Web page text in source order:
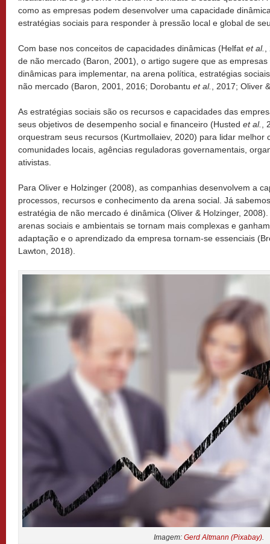
como as empresas podem desenvolver uma capacidade
estratégias sociais para responder à pressão local e global de
Com base nos conceitos de capacidades dinâmicas (Helfat et al.
de não mercado (Baron, 2001), o artigo sugere que as
dinâmicas para implementar, na arena política, estratégias
não mercado (Baron, 2001, 2016; Dorobantu et al. , 2017; Oliver
As estratégias sociais são os recursos e capacidades das
seus objetivos de desempenho social e financeiro (Husted et al.
orquestram seus recursos (Kurtmollaiev, 2020) para lidar melhor
comunidades locais, agências reguladoras governamentais,
ativistas.
Para Oliver e Holzinger (2008), as companhias desenvolvem a
processos, recursos e conhecimento da arena social. Já
estratégia de não mercado é dinâmica (Oliver & Holzinger,
arenas sociais e ambientais se tornam mais complexas e
adaptação e o aprendizado da empresa tornam-se essenciais
Lawton, 2018).
Imagem: Gerd Altmann (Pixabay).